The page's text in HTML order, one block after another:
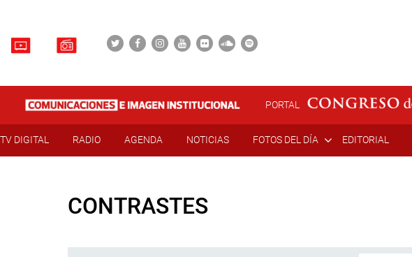
PORTAL
TV DIGITAL RADIO AGENDA NOTICIAS FOTOS DEL DÍA EDITORIAL
CONTRASTES